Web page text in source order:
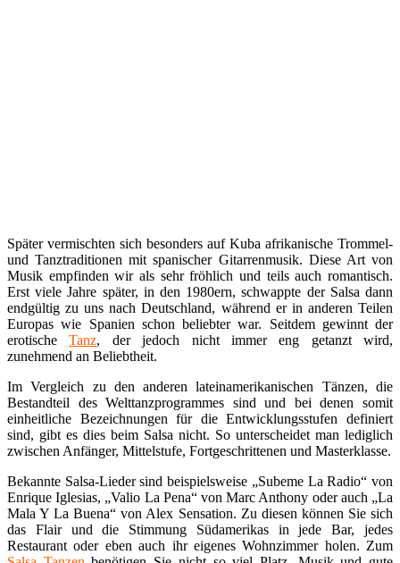
Später vermischten sich besonders auf Kuba afrikanische Trommel-
und Tanztraditionen mit spanischer Gitarrenmusik. Diese Art von
Musik empfinden wir als sehr fröhlich und teils auch romantisch.
Erst viele Jahre später, in den 1980ern, schwappte der Salsa dann
endgültig zu uns nach Deutschland, während er in anderen Teilen
Europas wie Spanien schon beliebter war. Seitdem gewinnt der
erotischeTanz, der jedoch nicht immer eng getanzt wird,
zunehmend an Beliebtheit.
Im Vergleich zu den anderen lateinamerikanischen Tänzen, die
Bestandteil des Welttanzprogrammes sind und bei denen somit
einheitliche Bezeichnungen für die Entwicklungsstufen definiert
sind, gibt es dies beim Salsa nicht. So unterscheidet man lediglich
zwischen Anfänger, Mittelstufe, Fortgeschrittenen und Masterklasse.
Bekannte Salsa-Lieder sind beispielsweise „Subeme La Radio“ von
Enrique Iglesias, „Valio La Pena“ von Marc Anthony oder auch „La
Mala Y La Buena“ von Alex Sensation. Zu diesen können Sie sich
das Flair und die Stimmung Südamerikas in jede Bar, jedes
Restaurant oder eben auch ihr eigenes Wohnzimmer holen. Zum